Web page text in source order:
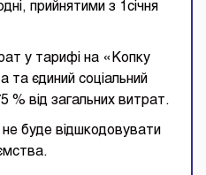
прийнятими з 1січня
у тарифі на «Копку
та єдиний соціальний
% від загальних витрат.
не буде відшкодовувати